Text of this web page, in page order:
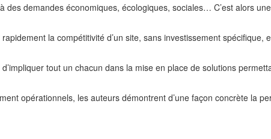
demandes économiques, écologiques, sociales… C’est alors
la compétitivité d’un site, sans investissement spécifique,
tout un chacun dans la mise en place de solutions
opérationnels, les auteurs démontrent d’une façon concrète la